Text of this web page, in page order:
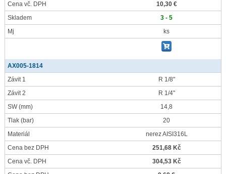
Cena vč. DPH
10,30 €
Skladem
3 - 5
Mj
ks
AX005-1814
Závit 1
R 1/8"
Závit 2
R 1/4"
SW(mm)
14,8
Tlak (bar)
20
Materiál
nerez AISI316L
Cena bez DPH
251,68 Kč
Cena vč. DPH
304,53 Kč